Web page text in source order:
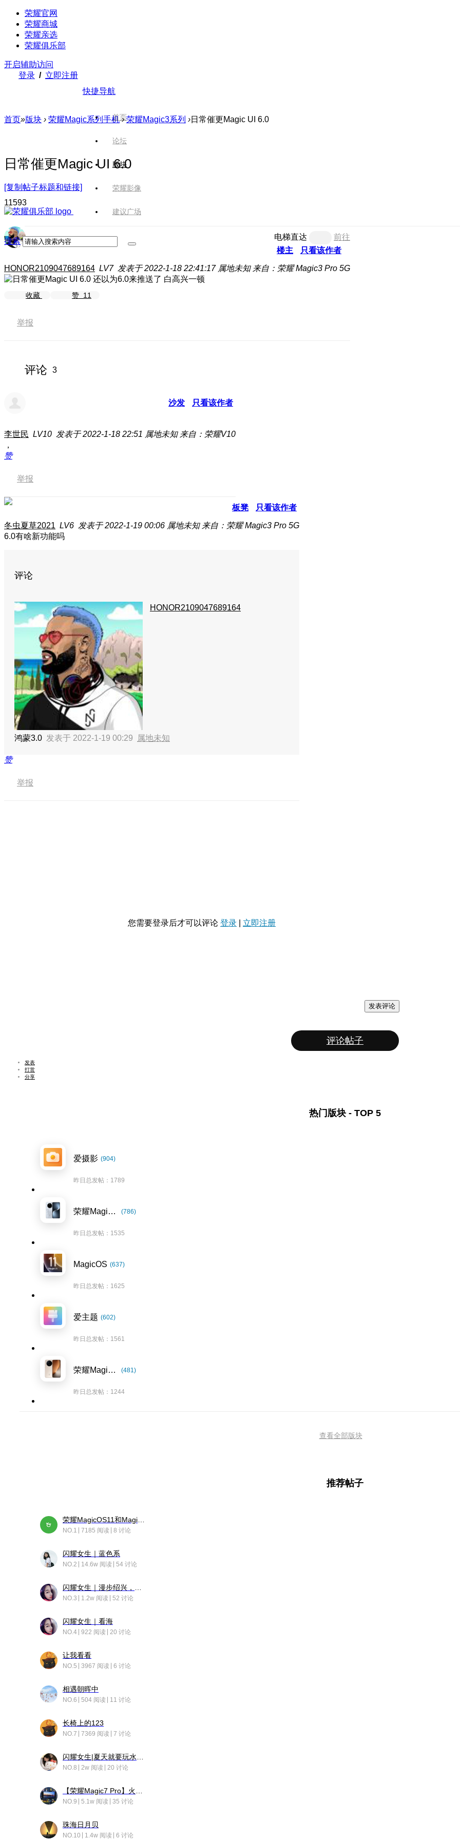
荣耀官网
荣耀商城
荣耀亲选
荣耀俱乐部
开启辅助访问
登录 / 立即注册
快捷导航
首页
论坛
版块
荣耀影像
建议广场
搜索
首页»版块 › 荣耀Magic系列手机 › 荣耀Magic3系列 ›日常催更Magic UI 6.0
日常催更Magic UI 6.0
[复制帖子标题和链接]
11593
电梯直达
前往
楼主
只看该作者
HONOR2109047689164 LV7 发表于 2022-1-18 22:41:17 属地未知 来自：荣耀 Magic3 Pro 5G
还以为6.0来推送了 白高兴一顿
收藏 赞 11
举报
评论 3
沙发 只看该作者
李世民 LV10 发表于 2022-1-18 22:51 属地未知 来自：荣耀V10
，
赞
举报
板凳 只看该作者
冬虫夏草2021 LV6 发表于 2022-1-19 00:06 属地未知 来自：荣耀 Magic3 Pro 5G
6.0有啥新功能吗
评论
HONOR2109047689164
鸿蒙3.0 发表于 2022-1-19 00:29 属地未知
赞
举报
您需要登录后才可以评论 登录 立即注册
发表评论
评论帖子
发表
打赏
分享
热门版块 - TOP 5
爱摄影 (904)
昨日总发帖：1789
荣耀Magic7系列 (786)
昨日总发帖：1535
MagicOS (637)
昨日总发帖：1625
爱主题 (602)
昨日总发帖：1561
荣耀Magic8系列 (481)
昨日总发帖：1244
查看全部版块
推荐帖子
NO.1 7185 阅读 8 讨论
闪耀女生｜蓝色系
NO.2 14.6w 阅读 54 讨论
NO.3 1.2w 阅读 52 讨论
闪耀女生｜看海
NO.4 922 阅读 20 讨论
让我看看
NO.5 3967 阅读 6 讨论
相遇朝晖中
NO.6 504 阅读 11 讨论
长椅上的123
NO.7 7369 阅读 7 讨论
NO.8 2w 阅读 20 讨论
NO.9 5.1w 阅读 35 讨论
珠海日月贝
NO.10 1.4w 阅读 6 讨论